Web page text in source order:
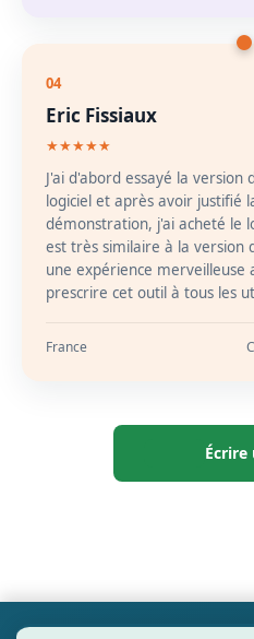
04
Eric Fissiaux
★★★★★
J'ai d'abord essayé la
logiciel et après avoir justifié
démonstration, j'ai acheté le
est très similaire à la version
une expérience merveilleuse
prescrire cet outil à tous les
France
Écrire